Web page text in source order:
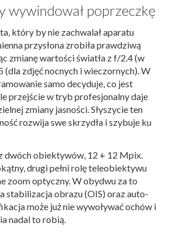
wywindował poprzeczkę
który by nie zachwalał aparatu
przysłona zrobiła prawdziwą
zmianę wartości światła z f/2.4 (w
(dla zdjęć nocnych i wieczornych). W
samo decyduje, co jest
przejście w tryb profesjonalny daje
zmiany jasności. Słyszycie ten
rozwija swe skrzydła i szybuje ku
dwóch obiektywów, 12 + 12 Mpix.
drugi pełni rolę teleobiektywu
zoom optyczny. W obydwu za to
stabilizacja obrazu (OIS) oraz auto-
może już nie wywoływać ochów i
nadal to robią.